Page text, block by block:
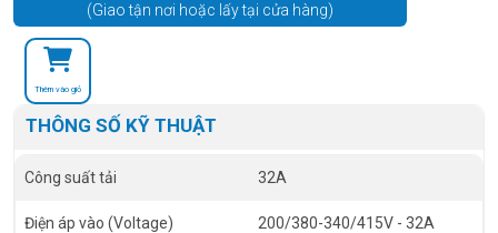
(Giao tận nơi hoặc lấy tại cửa hàng)
Thêm vào giỏ
THÔNG SỐ KỸ THUẬT
Công suất tải 32A
Điện áp vào (Voltage) 200/380-340/415V - 32A